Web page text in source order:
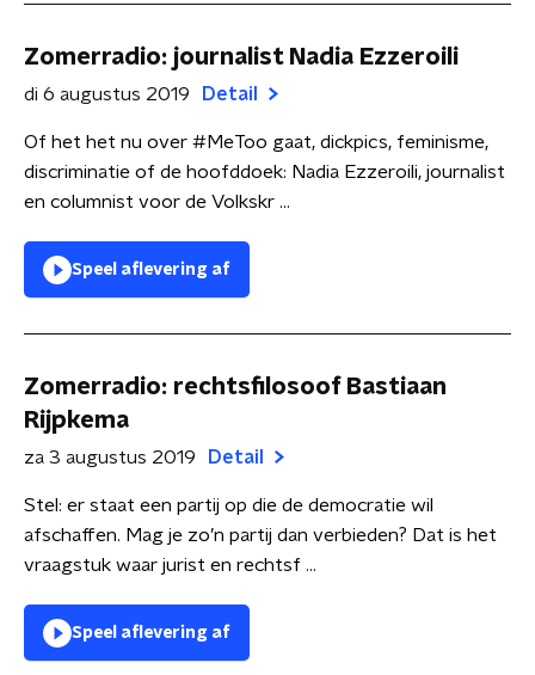
Zomerradio: journalist Nadia Ezzeroili
di 6 augustus 2019 Detail
Of het het nu over #MeToo gaat, dickpics, feminisme,
discriminatie of de hoofddoek: Nadia Ezzeroili, journalist
en columnist voor de Volkskr ...
Speel aflevering af
Zomerradio: rechtsfilosoof Bastiaan
Rijpkema
za 3 augustus 2019 Detail
Stel: er staat een partij op die de democratie wil
afschaffen. Mag je zo’n partij dan verbieden? Dat is het
vraagstuk waar jurist en rechtsf ...
Speel aflevering af